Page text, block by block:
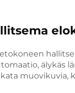
älykäs
muovikuvia,